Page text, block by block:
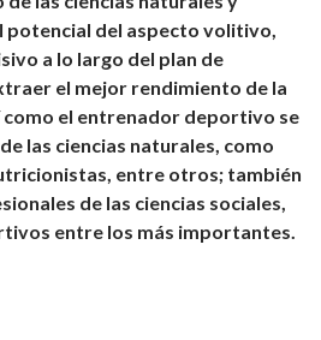
potencial del aspecto volitivo,
a lo largo del plan de
el mejor rendimiento de la
el entrenador deportivo se
las ciencias naturales, como
entre otros; también
de las ciencias sociales,
entre los más importantes.